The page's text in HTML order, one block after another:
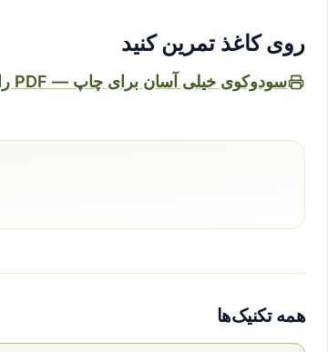
روی کاغذ تمرین کنید
سودوکوی خیلی آسان برای چاپ — PDF رایگان
همه تکنیک‌ها